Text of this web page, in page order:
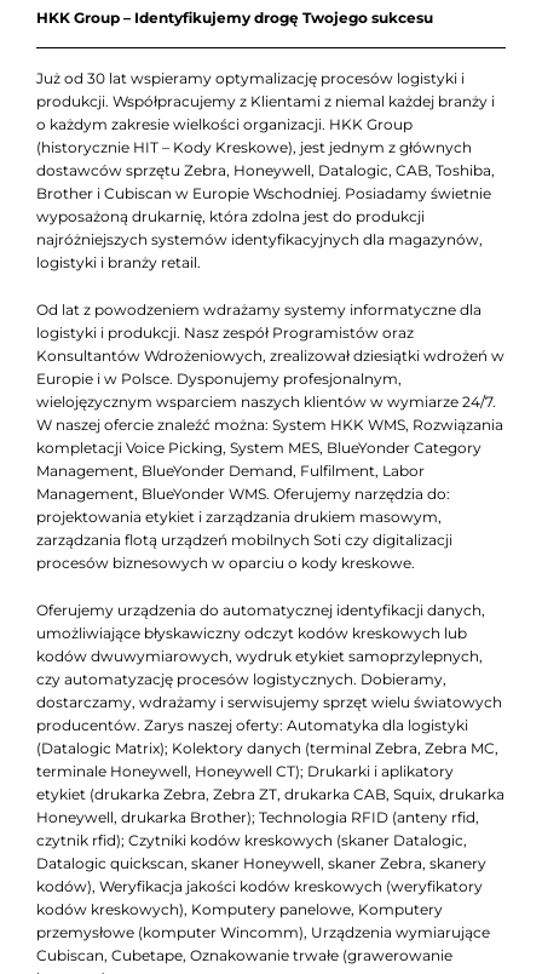
HKK Group – Identyfikujemy drogę Twojego sukcesu
Już od 30 lat wspieramy optymalizację procesów logistyki i
produkcji. Współpracujemy z Klientami z niemal każdej branży i
o każdym zakresie wielkości organizacji. HKK Group
(historycznie HIT – Kody Kreskowe), jest jednym z głównych
dostawców sprzętu Zebra, Honeywell, Datalogic, CAB, Toshiba,
Brother i Cubiscan w Europie Wschodniej. Posiadamy świetnie
wyposażoną drukarnię, która zdolna jest do produkcji
najróżniejszych systemów identyfikacyjnych dla magazynów,
logistyki i branży retail.
Od lat z powodzeniem wdrażamy systemy informatyczne dla
logistyki i produkcji. Nasz zespół Programistów oraz
Konsultantów Wdrożeniowych, zrealizował dziesiątki wdrożeń w
Europie i w Polsce. Dysponujemy profesjonalnym,
wielojęzycznym wsparciem naszych klientów w wymiarze 24/7.
W naszej ofercie znaleźć można: System HKK WMS, Rozwiązania
kompletacji Voice Picking, System MES, BlueYonder Category
Management, BlueYonder Demand, Fulfilment, Labor
Management, BlueYonder WMS. Oferujemy narzędzia do:
projektowania etykiet i zarządzania drukiem masowym,
zarządzania flotą urządzeń mobilnych Soti czy digitalizacji
procesów biznesowych w oparciu o kody kreskowe.
Oferujemy urządzenia do automatycznej identyfikacji danych,
umożliwiające błyskawiczny odczyt kodów kreskowych lub
kodów dwuwymiarowych, wydruk etykiet samoprzylepnych,
czy automatyzację procesów logistycznych. Dobieramy,
dostarczamy, wdrażamy i serwisujemy sprzęt wielu światowych
producentów. Zarys naszej oferty: Automatyka dla logistyki
(Datalogic Matrix); Kolektory danych (terminal Zebra, Zebra MC,
terminale Honeywell, Honeywell CT); Drukarki i aplikatory
etykiet (drukarka Zebra, Zebra ZT, drukarka CAB, Squix, drukarka
Honeywell, drukarka Brother); Technologia RFID (anteny rfid,
czytnik rfid); Czytniki kodów kreskowych (skaner Datalogic,
Datalogic quickscan, skaner Honeywell, skaner Zebra, skanery
kodów), Weryfikacja jakości kodów kreskowych (weryfikatory
kodów kreskowych), Komputery panelowe, Komputery
przemysłowe (komputer Wincomm), Urządzenia wymiarujące
Cubiscan, Cubetape, Oznakowanie trwałe (grawerowanie